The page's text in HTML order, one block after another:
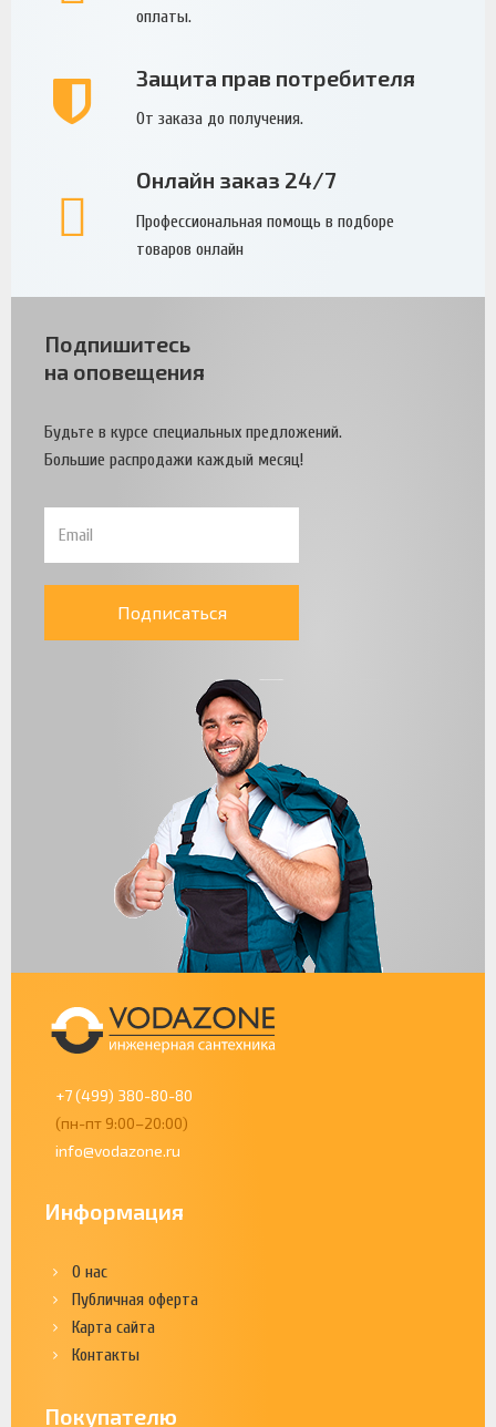
оплаты.
Защита прав потребителя
От заказа до получения.
Онлайн заказ 24/7
Профессиональная помощь в подборе
товаров онлайн
Подпишитесь
на оповещения
Будьте в курсе специальных предложений.
Большие распродажи каждый месяц!
Подписаться
+7 (499) 380-80-80
(пн-пт 9:00–20:00)
info@vodazone.ru
Информация
О нас
Публичная оферта
Карта сайта
Контакты
Покупателю